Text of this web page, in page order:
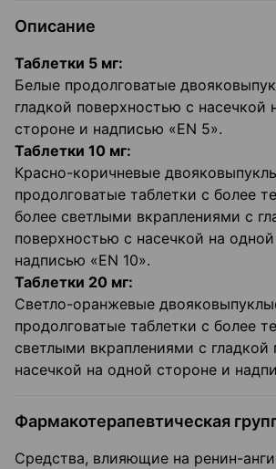
Описание
Таблетки 5 мг:
Белые продолговатые
гладкой поверхностью с насечкой
стороне и надписью «EN 5».
Таблетки 10 мг:
Красно-коричневые
продолговатые таблетки с более
более светлыми вкраплениями с
поверхностью с насечкой на
надписью «EN 10».
Таблетки 20 мг:
Светло-оранжевые
продолговатые таблетки с более
светлыми вкраплениями с гладкой
насечкой на одной стороне и
Фармакотерапевтическая
Средства, влияющие на ренин-